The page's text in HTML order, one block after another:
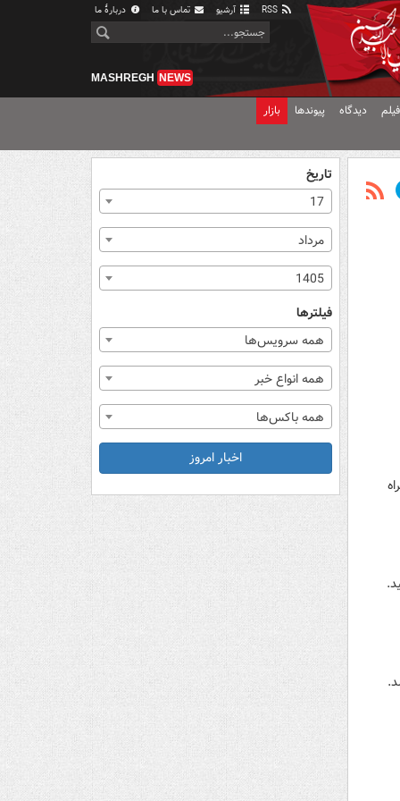
آرشیو تماس با ما دربارهٔ ما
MASHREGH NEWS
دیدگاه پیوندها بازار
همراه
تاریخ
17
مرداد
1405
فیلترها
همه سرویس‌ها
همه انواع خبر
همه باکس‌ها
اخبار امروز